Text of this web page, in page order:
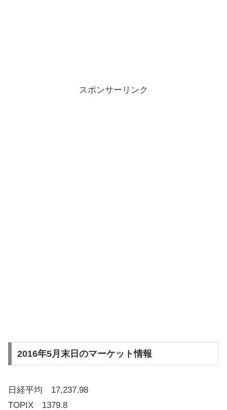
スポンサーリンク
2016年5月末日のマーケット情報
日経平均 17,237.98
TOPIX 1379.8